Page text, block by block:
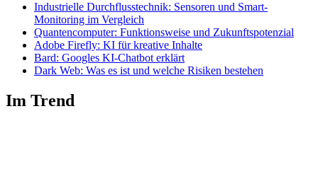
Industrielle Durchflusstechnik: Sensoren und Smart-
Monitoring im Vergleich
Quantencomputer: Funktionsweise und Zukunftspotenzial
Adobe Firefly: KI für kreative Inhalte
Bard: Googles KI-Chatbot erklärt
Dark Web: Was es ist und welche Risiken bestehen
Im Trend